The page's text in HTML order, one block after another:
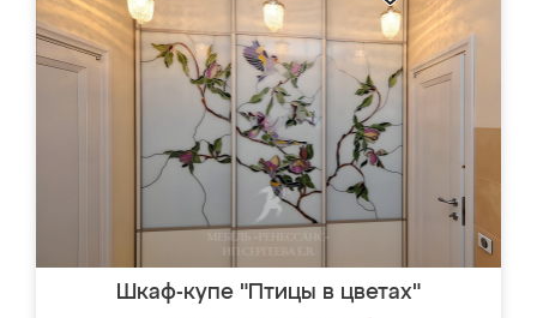
Шкаф-купе "Птицы в цветах"